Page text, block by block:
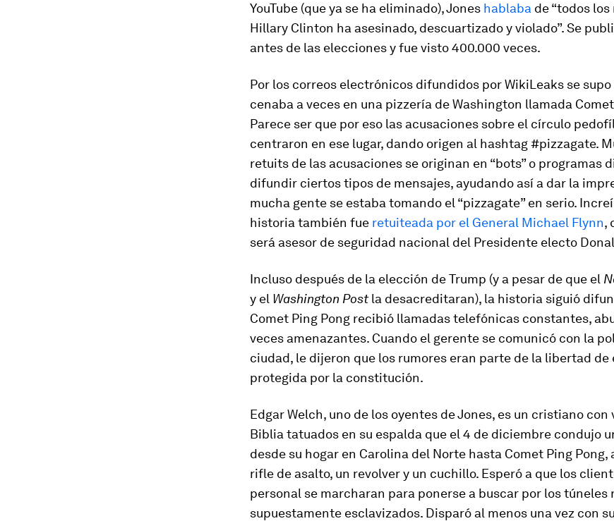
YouTube (que ya se ha eliminado), Jones hablaba de “todos
Hillary Clinton ha asesinado, descuartizado y violado”. Se
antes de las elecciones y fue visto 400.000 veces.
Por los correos electrónicos difundidos por WikiLeaks se supo
cenaba a veces en una pizzería de Washington llamada
Parece ser que por eso las acusaciones sobre el círculo
centraron en ese lugar, dando origen al hashtag #pizzagate.
retuits de las acusaciones se originan en “bots” o programas
difundir ciertos tipos de mensajes, ayudando así a dar la
mucha gente se estaba tomando el “pizzagate” en serio.
historia también fue retuiteada por el General Michael Flynn,
será asesor de seguridad nacional del Presidente electo
Incluso después de la elección de Trump (y a pesar de que el
y el Washington Postla desacreditaran), la historia siguió
Comet Ping Pong recibió llamadas telefónicas constantes,
veces amenazantes. Cuando el gerente se comunicó con la
ciudad, le dijeron que los rumores eran parte de la libertad de
protegida por la constitución.
Edgar Welch, uno de los oyentes de Jones, es un cristiano con
Biblia tatuados en su espalda que el 4 de diciembre condujo
desde su hogar en Carolina del Norte hasta Comet Ping Pong,
rifle de asalto, un revolver y un cuchillo. Esperó a que los
personal se marcharan para ponerse a buscar por los túneles
supuestamente esclavizados. Disparó al menos una vez con